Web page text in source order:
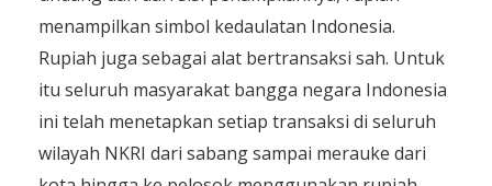
menampilkan simbol kedaulatan Indonesia.
Rupiah juga sebagai alat bertransaksi sah. Untuk
itu seluruh masyarakat bangga negara Indonesia
ini telah menetapkan setiap transaksi di seluruh
wilayah NKRI dari sabang sampai merauke dari